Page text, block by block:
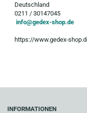
Deutschland
0211 / 30147045
info@gedex-shop.de
https://www.gedex-
INFORMATIONEN